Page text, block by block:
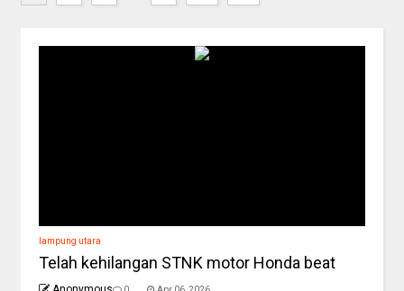
lampung utara
Telah kehilangan STNK motor Honda beat